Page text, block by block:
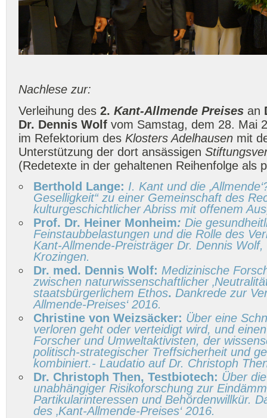
Nachlese zur:
Verleihung des 2. Kant-Allmende Preises an
Dr. Dennis Wolf vom Samstag, dem 28. Mai
im Refektorium des Klosters Adelhausen mit
Unterstützung der dort ansässigen
(Redetexte in der gehaltenen Reihenfolge als
Berthold Lange: I. Kant und die
Geselligkeit“ zu einer Gemeinschaft des
kulturgeschichtlicher Abriss mit offenem
Prof. Dr. Heiner Monheim: Die
Feinstaubbelastungen und die Rolle des
Kant-Allmende-Preisträger Dr. Dennis
Krozingen.
Dr. med. Dennis Wolf: Medizinische
zwischen naturwissenschaftlicher
staatsbürgerlichem Ethos. Dankrede zur
Allmende-Preises‘ 2016.
Christine von Weizsäcker: Über eine
verloren geht oder verteidigt wird, und
Forscher und Umweltaktivisten, der
politisch-strategischer Treffsicherheit und
kombiniert.- Laudatio auf Dr. Christoph
Dr. Christoph Then, Testbiotech: Über
unabhängiger Risikoforschung zur
Partikularinteressen und Behördenwillkür.
des ‚Kant-Allmende-Preises‘ 2016.